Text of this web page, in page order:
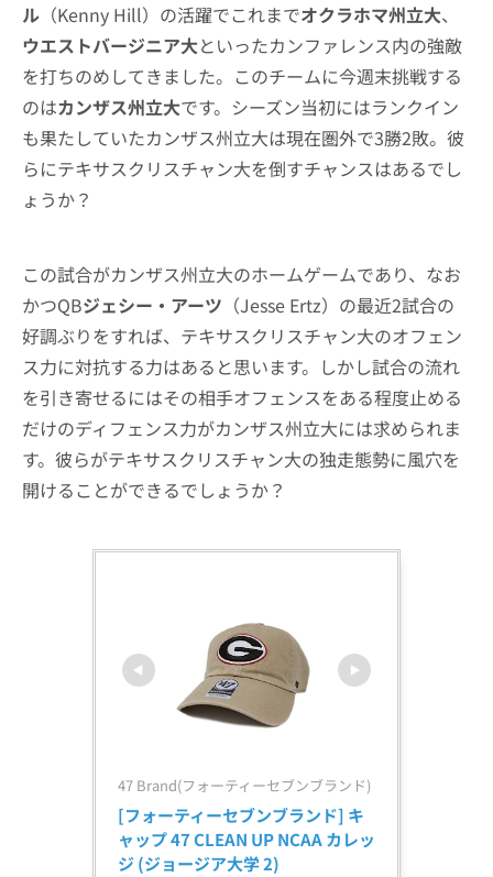
ル （Kenny Hill）の活躍でこれまでオクラホマ州立大、
ウエストバージニア大といったカンファレンス内の強敵
を打ちのめしてきました。このチームに今週末挑戦する
のはカンザス州立大です。シーズン当初にはランクイン
も果たしていたカンザス州立大は現在圏外で3勝2敗。彼
らにテキサスクリスチャン大を倒すチャンスはあるでし
ょうか？
この試合がカンザス州立大のホームゲームであり、なお
かつQBジェシー・アーツ （Jesse Ertz）の最近2試合の
好調ぶりをすれば、テキサスクリスチャン大のオフェン
ス力に対抗する力はあると思います。しかし試合の流れ
を引き寄せるにはその相手オフェンスをある程度止める
だけのディフェンス力がカンザス州立大には求められま
す。彼らがテキサスクリスチャン大の独走態勢に風穴を
開けることができるでしょうか？
47 Brand(フォーティーセブンブランド)
[フォーティーセブンブランド] キ
ャップ 47 CLEAN UP NCAA カレッ
ジ (ジョージア大学 2)